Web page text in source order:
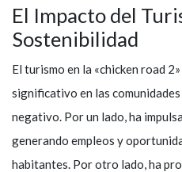
El Impacto del
Sostenibilidad
El turismo en la «chicken road
significativo en las
negativo. Por un lado, ha
generando empleos y
habitantes. Por otro lado, ha